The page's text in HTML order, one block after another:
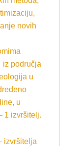
novih
iz područja
u
u
1 izvršitelj.
izvršitelja